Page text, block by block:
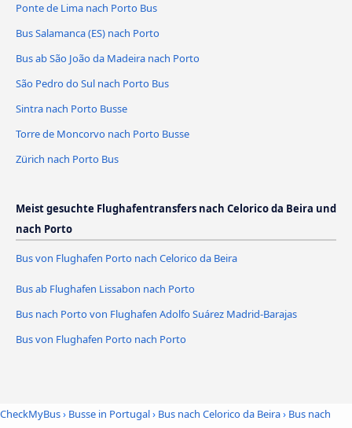
Ponte de Lima nach Porto Bus
Bus Salamanca (ES) nach Porto
Bus ab São João da Madeira nach Porto
São Pedro do Sul nach Porto Bus
Sintra nach Porto Busse
Torre de Moncorvo nach Porto Busse
Zürich nach Porto Bus
Meist gesuchte Flughafentransfers nach Celorico da Beira und
nach Porto
Bus von Flughafen Porto nach Celorico da Beira
Bus ab Flughafen Lissabon nach Porto
Bus nach Porto von Flughafen Adolfo Suárez Madrid-Barajas
Bus von Flughafen Porto nach Porto
CheckMyBus› Busse in Portugal› Bus nach Celorico da Beira› Bus nach